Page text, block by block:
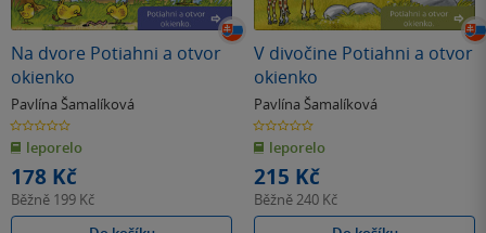
Na dvore Potiahni a otvor
okienko
Pavlína Šamalíková
0.0
z
5
hvězdiček
leporelo
178 Kč
Běžně 199 Kč
V divočine Potiahni a otvor
okienko
Pavlína Šamalíková
0.0
z
5
hvězdiček
leporelo
215 Kč
Běžně240 Kč